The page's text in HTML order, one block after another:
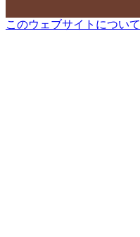
このウェブサイトについて